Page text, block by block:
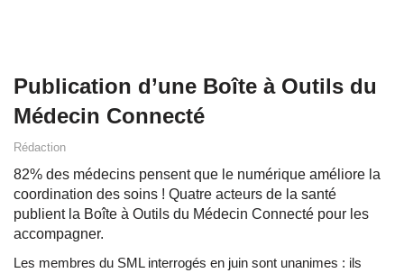
Publication d’une Boîte à Outils du
Médecin Connecté
Rédaction
82% des médecins pensent que le numérique améliore la
coordination des soins ! Quatre acteurs de la santé
publient la Boîte à Outils du Médecin Connecté pour les
accompagner.
Les membres du SML interrogés en juin sont unanimes : ils